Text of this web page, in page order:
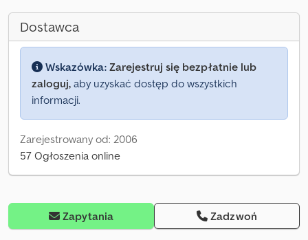
Dostawca
Wskazówka: Zarejestruj się bezpłatnie lub
zaloguj, aby uzyskać dostęp do wszystkich
informacji.
Zarejestrowany od: 2006
57 Ogłoszenia online
Zapytania Zadzwoń